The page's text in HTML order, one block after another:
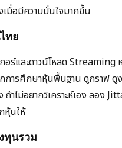
เมื่อมีความมั่นใจมากขึ้น
ทย
ร์และดาวน์โหลด Streaming
การศึกษาหุ้นพื้นฐาน ดูกราฟ ดู
าไม่อยากวิเคราะห์เอง ลอง
หุ้นให้
ทุนรวม